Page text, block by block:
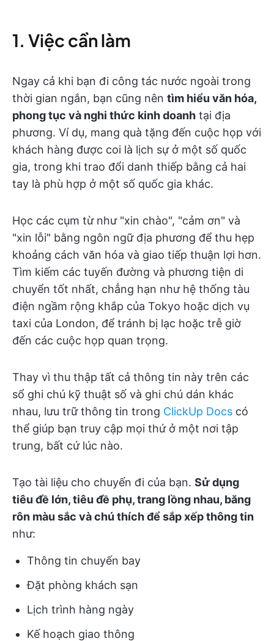
1. Việc cần làm
Ngay cả khi bạn đi công tác nước ngoài trong
thời gian ngắn, bạn cũng nên tìm hiểu văn hóa,
phong tục và nghi thức kinh doanh tại địa
phương. Ví dụ, mang quà tặng đến cuộc họp với
khách hàng được coi là lịch sự ở một số quốc
gia, trong khi trao đổi danh thiếp bằng cả hai
tay là phù hợp ở một số quốc gia khác.
Học các cụm từ như "xin chào", "cảm ơn" và
"xin lỗi" bằng ngôn ngữ địa phương để thu hẹp
khoảng cách văn hóa và giao tiếp thuận lợi hơn.
Tìm kiếm các tuyến đường và phương tiện di
chuyển tốt nhất, chẳng hạn như hệ thống tàu
điện ngầm rộng khắp của Tokyo hoặc dịch vụ
taxi của London, để tránh bị lạc hoặc trễ giờ
đến các cuộc họp quan trọng.
Thay vì thu thập tất cả thông tin này trên các
sổ ghi chú kỹ thuật số và ghi chú dán khác
nhau, lưu trữ thông tin trong ClickUp Docs có
thể giúp bạn truy cập mọi thứ ở một nơi tập
trung, bất cứ lúc nào.
Tạo tài liệu cho chuyến đi của bạn. Sử dụng
tiêu đề lớn, tiêu đề phụ, trang lồng nhau, băng
rôn màu sắc và chú thích để sắp xếp thông tin
như:
Thông tin chuyến bay
Đặt phòng khách sạn
Lịch trình hàng ngày
Kế hoạch giao thông